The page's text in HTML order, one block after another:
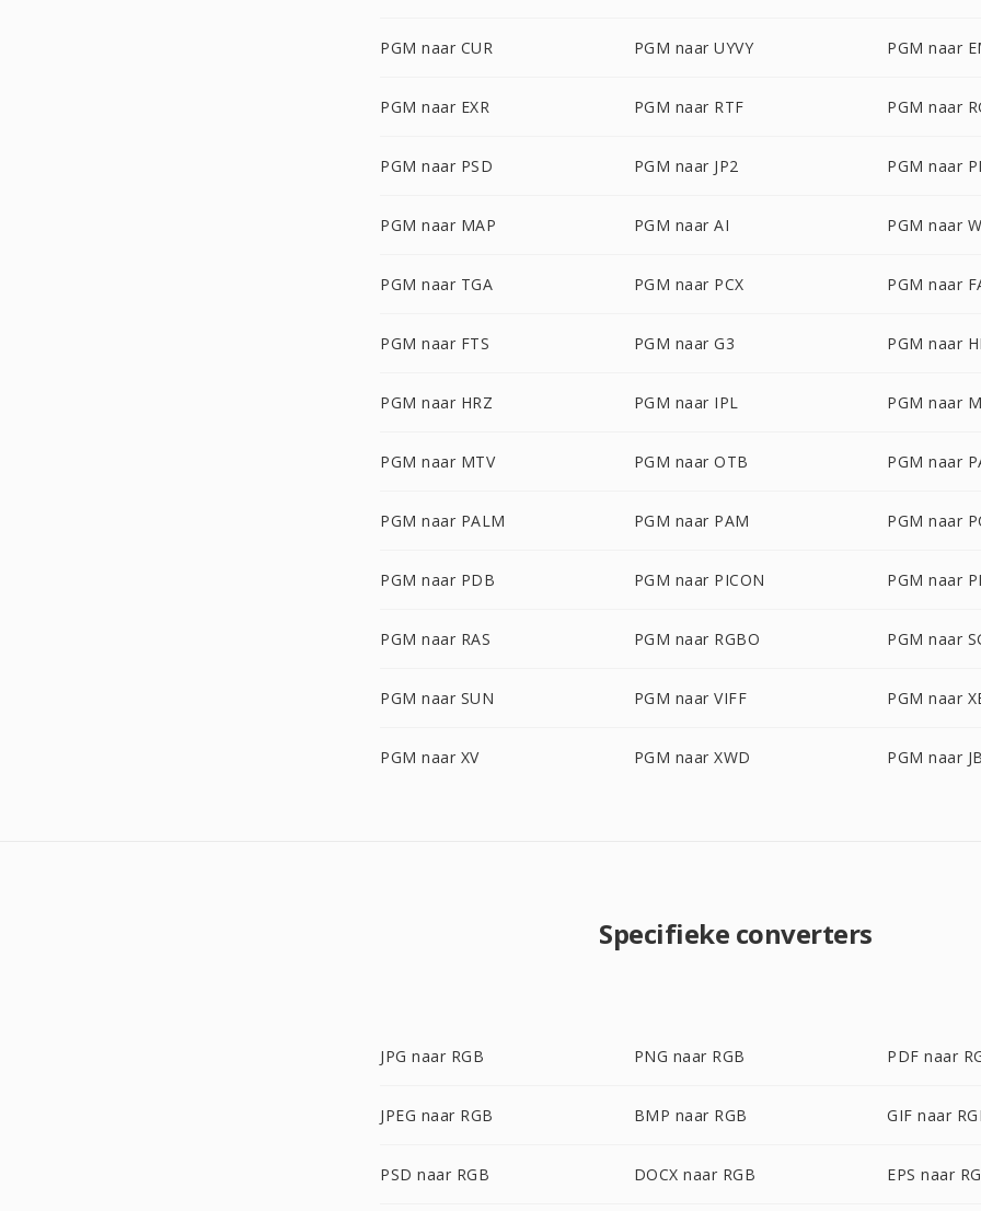
PGM naar CUR PGM naar UYVY PGM naar
PGM naar EXR PGM naar RTF PGM naar
PGM naar PSD PGM naar JP2 PGM naar
PGM naar MAP PGM naar AI PGM naar
PGM naar TGA PGM naar PCX PGM naar
PGM naar FTS PGM naar G3 PGM naar
PGM naar HRZ PGM naar IPL PGM naar
PGM naar MTV PGM naar OTB PGM naar
PGM naar PALM PGM naar PAM PGM naar
PGM naar PDB PGM naar PICON PGM naar
PGM naar RAS PGM naar RGBO PGM naar
PGM naar SUN PGM naar VIFF PGM naar
PGM naar XV PGM naar XWD PGM naar
Specifieke converters
JPG naar RGB PNG naar RGB PDF naar
JPEG naar RGB BMP naar RGB GIF naar
PSD naar RGB DOCX naar RGB EPS naar